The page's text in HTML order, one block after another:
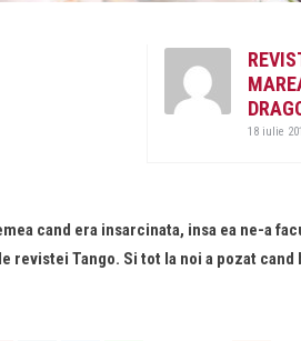
18 iulie
cand era insarcinata, insa ea ne-a
revistei Tango. Si tot la noi a pozat cand